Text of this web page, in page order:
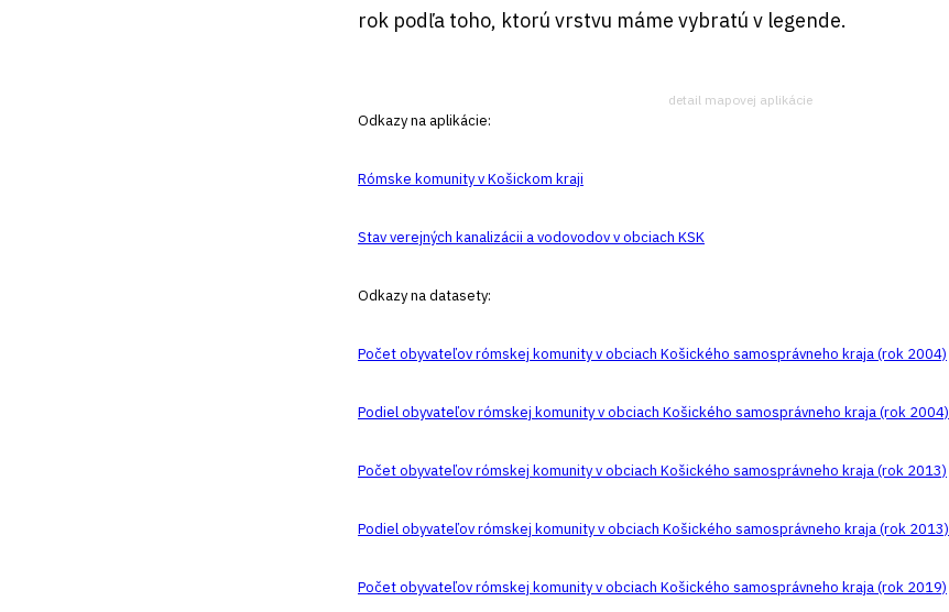
rok podľa toho, ktorú vrstvu máme vybratú v legende.
detail mapovej aplikácie
Odkazy na aplikácie:
Rómske komunity v Košickom kraji
Stav verejných kanalizácii a vodovodov v obciach KSK
Odkazy na datasety:
Počet obyvateľov rómskej komunity v obciach Košického samosprávneho kraja (rok 2004)
Podiel obyvateľov rómskej komunity v obciach Košického samosprávneho kraja (rok 2004)
Počet obyvateľov rómskej komunity v obciach Košického samosprávneho kraja (rok 2013)
Podiel obyvateľov rómskej komunity v obciach Košického samosprávneho kraja (rok 2013)
Počet obyvateľov rómskej komunity v obciach Košického samosprávneho kraja (rok 2019)